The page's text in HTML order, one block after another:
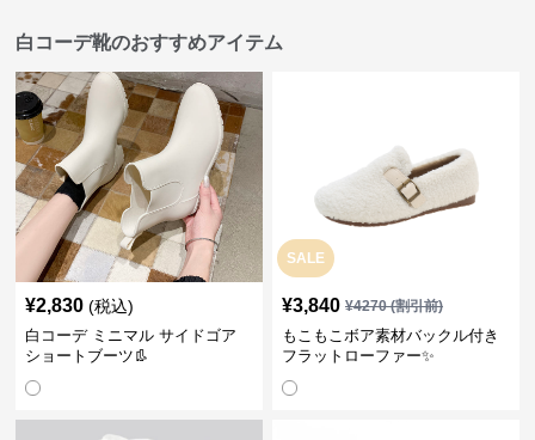
白コーデ靴のおすすめアイテム
¥2,830 (税込)
白コーデ ミニマル サイドゴア
ショートブーツ👢
SALE
¥3,840 ¥4270(割引前)
もこもこボア素材バックル付き
フラットローファー✨